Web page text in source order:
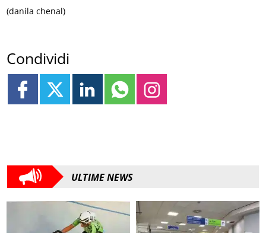
(danila chenal)
Condividi
ULTIME NEWS